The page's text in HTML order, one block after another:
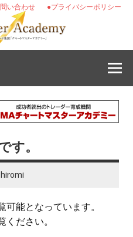
●プライバシーポリシー
い合わせ
す。
能となっています。
ださい。